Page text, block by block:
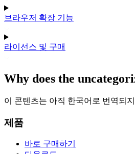
브라우저 확장 기능
라이선스 및 구매
Why does the
이 콘텐츠는 아직 한국어로 번역되
제품
바로 구매하기